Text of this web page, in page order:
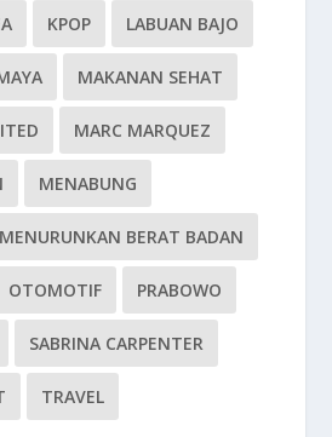
KPOP LABUAN BAJO
MAKANAN SEHAT
MARC MARQUEZ
MENABUNG
MENURUNKAN BERAT BADAN
OTOMOTIF PRABOWO
SABRINA CARPENTER
TRAVEL